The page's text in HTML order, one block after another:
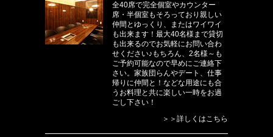
全40席で完全個室やカウンター
席・半個室もそろっており親しい
仲間とゆっくり、またはワイワイ
も出来ます！最大40名様まで貸切
も出来るのでお気軽にお問い合わ
せください♪もちろん、2名様～も
ご予約可能なので早めにご連絡下
さい。家族団らんやデート、仕事
帰りに仲間と！などな用途にも合
うお料理と共に楽しい一時をお過
ごし下さい！
＞＞詳しくはこちら